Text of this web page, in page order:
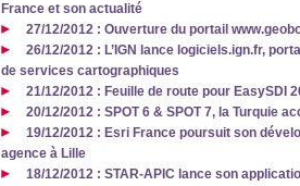
France et son actualité
27/12/2012 : Ouverture du portail
26/12/2012 : L’IGN lance logiciels.ign.fr,
de services cartographiques
21/12/2012 : Feuille de route pour EasySDI
20/12/2012 : SPOT 6 & SPOT 7, la Turquie
19/12/2012 : Esri France poursuit son
agence à Lille
18/12/2012 : STAR-APIC lance son